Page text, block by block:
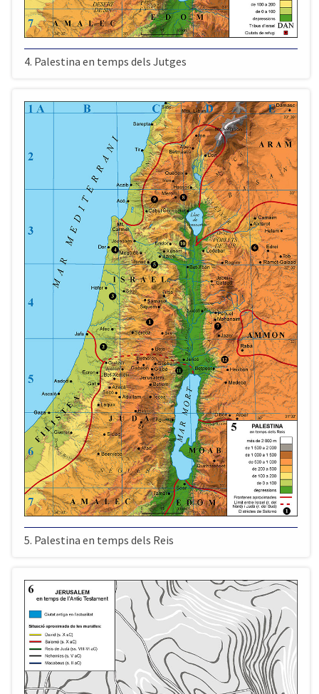
4. Palestina en temps dels Jutges
5. Palestina en temps dels Reis